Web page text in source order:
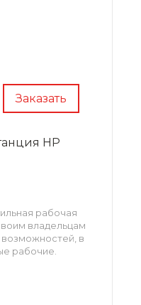
Заказать
HP
рабочая
владельцам
в
рабочие.